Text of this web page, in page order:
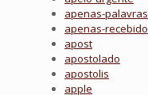
apenas-palavras
apenas-recebido
apost
apostolado
apostolis
apple